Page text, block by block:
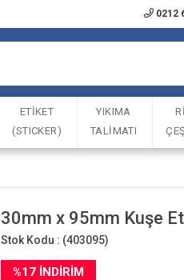
0212
ETİKET
(STICKER)
YIKIMA
TALİMATI
30mm x 95mm Kuşe
Stok Kodu : (403095)
%17 İNDIRIM